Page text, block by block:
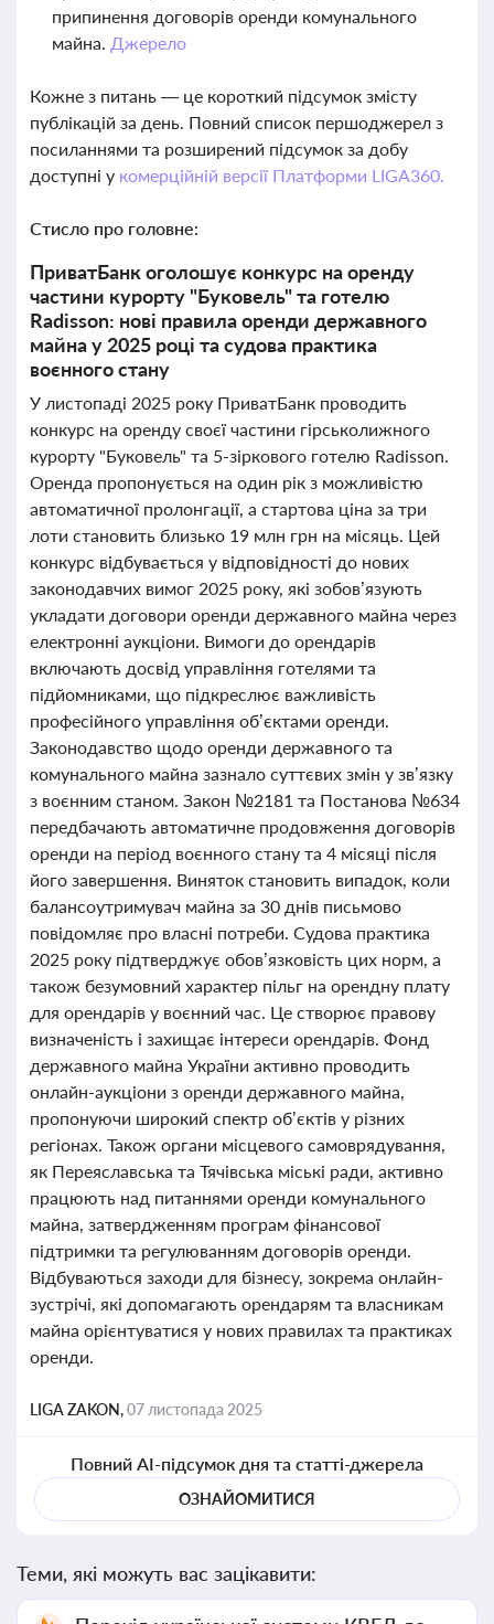
припинення договорів оренди комунального
майна. Джерело
Кожне з питань — це короткий підсумок змісту
публікацій за день. Повний список першоджерел з
посиланнями та розширений підсумок за добу
доступні у комерційній версії Платформи LIGA360.
Стисло про головне:
ПриватБанк оголошує конкурс на оренду
частини курорту "Буковель" та готелю
Radisson: нові правила оренди державного
майна у 2025 році та судова практика
воєнного стану
У листопаді 2025 року ПриватБанк проводить
конкурс на оренду своєї частини гірськолижного
курорту "Буковель" та 5-зіркового готелю Radisson.
Оренда пропонується на один рік з можливістю
автоматичної пролонгації, а стартова ціна за три
лоти становить близько 19 млн грн на місяць. Цей
конкурс відбувається у відповідності до нових
законодавчих вимог 2025 року, які зобов’язують
укладати договори оренди державного майна через
електронні аукціони. Вимоги до орендарів
включають досвід управління готелями та
підйомниками, що підкреслює важливість
професійного управління об’єктами оренди.
Законодавство щодо оренди державного та
комунального майна зазнало суттєвих змін у зв’язку
з воєнним станом. Закон №2181 та Постанова №634
передбачають автоматичне продовження договорів
оренди на період воєнного стану та 4 місяці після
його завершення. Виняток становить випадок, коли
балансоутримувач майна за 30 днів письмово
повідомляє про власні потреби. Судова практика
2025 року підтверджує обов’язковість цих норм, а
також безумовний характер пільг на орендну плату
для орендарів у воєнний час. Це створює правову
визначеність і захищає інтереси орендарів. Фонд
державного майна України активно проводить
онлайн-аукціони з оренди державного майна,
пропонуючи широкий спектр об’єктів у різних
регіонах. Також органи місцевого самоврядування,
як Переяславська та Тячівська міські ради, активно
працюють над питаннями оренди комунального
майна, затвердженням програм фінансової
підтримки та регулюванням договорів оренди.
Відбуваються заходи для бізнесу, зокрема онлайн-
зустрічі, які допомагають орендарям та власникам
майна орієнтуватися у нових правилах та практиках
оренди.
LIGA ZAKON,07 листопада 2025
Повний AI-підсумок дня та статті-джерела
ОЗНАЙОМИТИСЯ
Теми, які можуть вас зацікавити: